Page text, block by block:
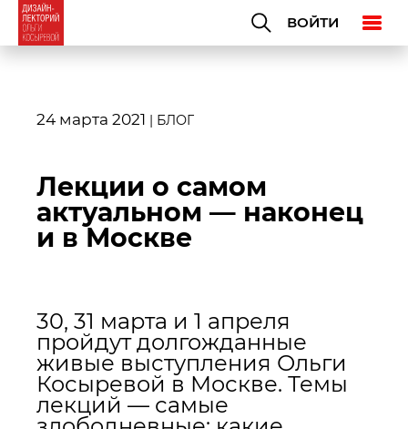
ВОЙТИ
24 марта 2021 | БЛОГ
Лекции о самом
актуальном — наконец
и в Москве
30, 31 марта и 1 апреля
пройдут долгожданные
живые выступления Ольги
Косыревой в Москве. Темы
лекций — самые